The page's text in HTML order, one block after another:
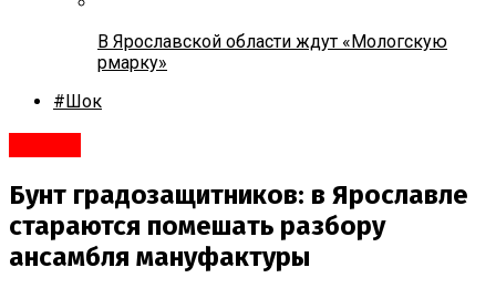
В Ярославской области ждут «Мологскую
рмарку»
#Шок
Бунт градозащитников: в Ярославле
стараются помешать разбору
ансамбля мануфактуры